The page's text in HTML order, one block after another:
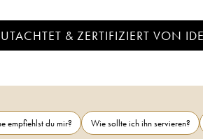
& ZERTIFIZIERT VON
empfiehlst du mir? Wie sollte ich ihn servieren?